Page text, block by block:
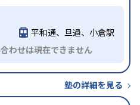
平和通、旦過、小倉駅
わせは現在できません
塾の詳細を見る